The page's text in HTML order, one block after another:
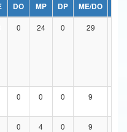
Comunicações
DO MP DP ME/DO
0 24 0 29
0 0 0 9
0 4 0 9